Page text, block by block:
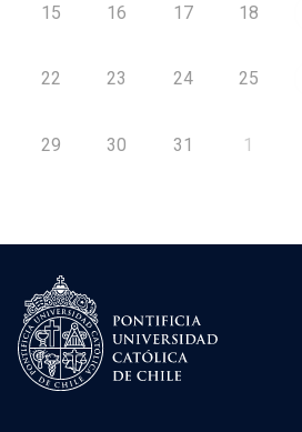
15 16 17 18
22 23 24 25
29 30 31 1